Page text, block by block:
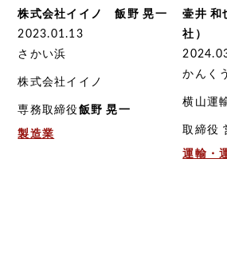
株式会社イイノ 飯野 晃一
2023.01.13
さかい浜
株式会社イイノ
専務取締役飯野 晃一
製造業
壷井 和
社）
かんくう
横山運
取締役
運輸・